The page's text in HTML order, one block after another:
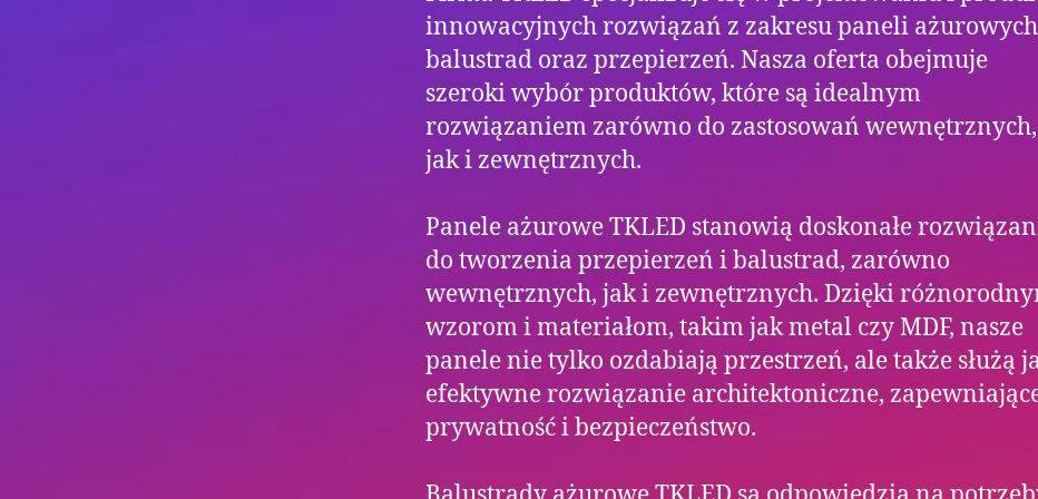
innowacyjnych rozwiązań z zakresu paneli
balustrad oraz przepierzeń. Nasza oferta obejmuje
szeroki wybór produktów, które są idealnym
rozwiązaniem zarówno do zastosowań wewnętrznych,
jak i zewnętrznych.
Panele ażurowe TKLED stanowią doskonałe
do tworzenia przepierzeń i balustrad, zarówno
wewnętrznych, jak i zewnętrznych. Dzięki
wzorom i materiałom, takim jak metal czy MDF, nasze
panele nie tylko ozdabiają przestrzeń, ale także służą
efektywne rozwiązanie architektoniczne,
prywatność i bezpieczeństwo.